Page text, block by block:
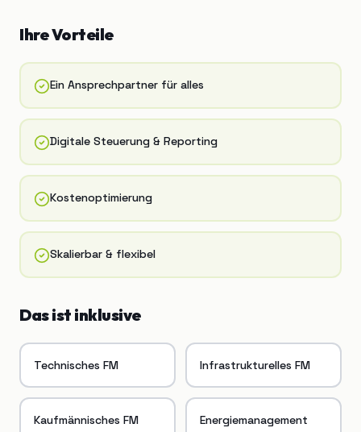
Ihre Vorteile
Ein Ansprechpartner für alles
Digitale Steuerung & Reporting
Kostenoptimierung
Skalierbar & flexibel
Das ist inklusive
Technisches FM Infrastrukturelles FM
Kaufmännisches FM Energiemanagement